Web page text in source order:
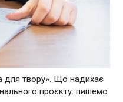
для твору». Що надихає
проєкту: пишемо